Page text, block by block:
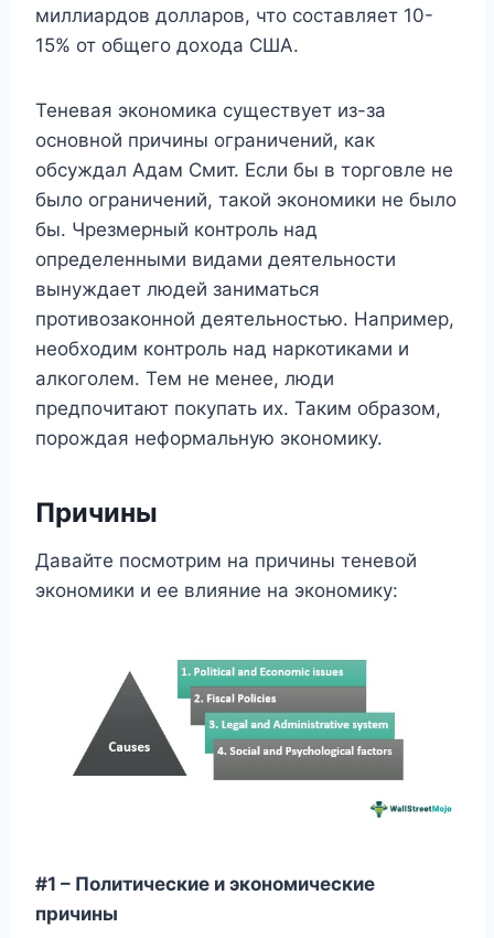
миллиардов долларов, что составляет 10-
15% от общего дохода США.
Теневая экономика существует из-за
основной причины ограничений, как
обсуждал Адам Смит. Если бы в торговле не
было ограничений, такой экономики не было
бы. Чрезмерный контроль над
определенными видами деятельности
вынуждает людей заниматься
противозаконной деятельностью. Например,
необходим контроль над наркотиками и
алкоголем. Тем не менее, люди
предпочитают покупать их. Таким образом,
порождая неформальную экономику.
Причины
Давайте посмотрим на причины теневой
экономики и ее влияние на экономику:
#1 – Политические и экономические
причины